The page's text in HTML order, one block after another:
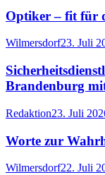
Optiker – fit für
Wilmersdorf23. Juli
Brandenburg
Redaktion23. Juli
Worte zur
Wilmersdorf22. Juli